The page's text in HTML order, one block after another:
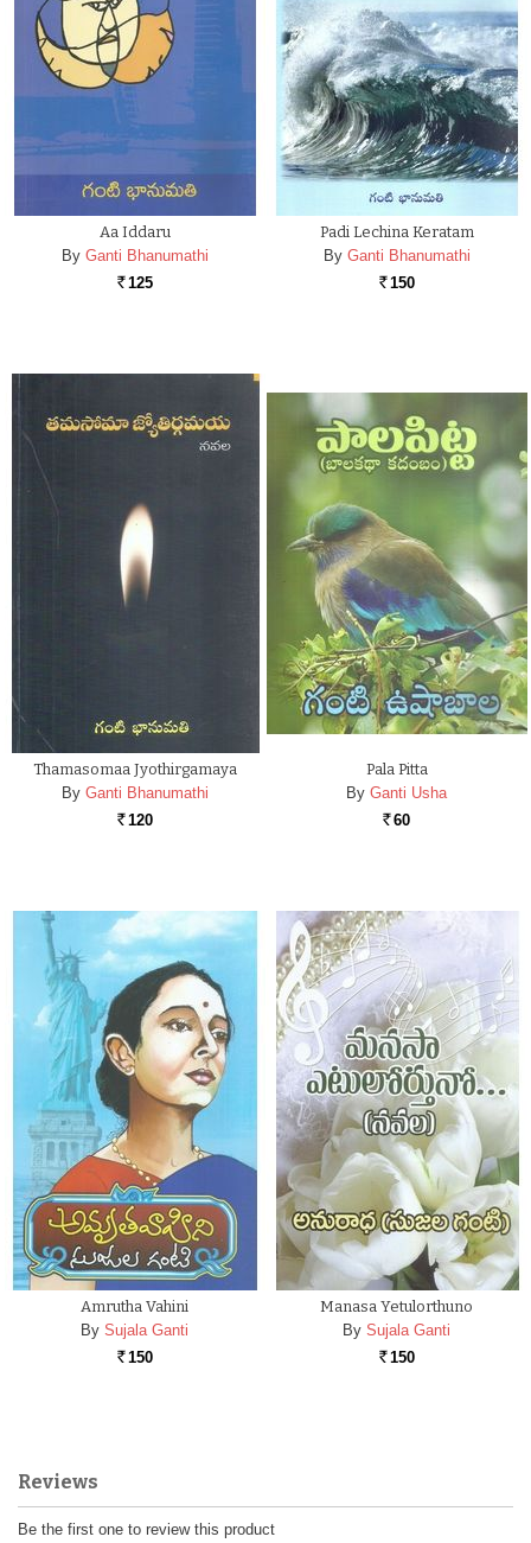
Aa Iddaru
By Ganti Bhanumathi
Rs. 125
Padi Lechina Keratam
By Ganti Bhanumathi
Rs. 150
Thamasomaa Jyothirgamaya
By Ganti Bhanumathi
Rs. 120
Pala Pitta
By Ganti Usha
Rs. 60
Amrutha Vahini
By Sujala Ganti
Rs. 150
Manasa Yetulorthuno
By Sujala Ganti
Rs. 150
Reviews
Be the first one to review this product